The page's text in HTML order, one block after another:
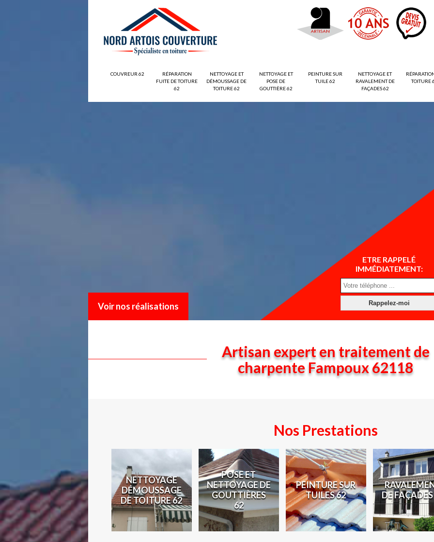
COUVREUR 62
RÉPARATION
FUITE DE TOITURE
62
NETTOYAGE ET
DÉMOUSSAGE DE
TOITURE 62
NETTOYAGE ET
POSE DE
GOUTTIÈRE 62
PEINTURE SUR
TUILE 62
NETTOYAGE ET
RAVALEMENT DE
FAÇADES 62
TOITURE
Voir nos réalisations
ETRE RAPPELÉ
IMMÉDIATEMENT:
Artisan expert en traitement de
charpente Fampoux 62118
Nos Prestations
COUVREUR 62
NETTOYAGE
DÉMOUSSAGE
DE TOITURE 62
POSE ET
NETTOYAGE DE
GOUTTIÈRES
62
PEINTURE SUR
TUILES 62
DE